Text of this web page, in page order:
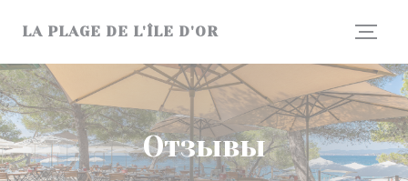
LA PLAGE DE L'ÎLE D'OR
Отзывы